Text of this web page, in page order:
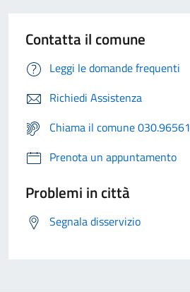
Contatta il comune
Leggi le domande frequenti
Richiedi Assistenza
Chiama il comune 030.96561
Prenota un appuntamento
Problemi in città
Segnala disservizio